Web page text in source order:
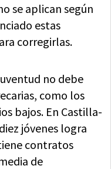
se aplican según
estas
corregirlas.
no debe
como los
bajos. En Castilla-
jóvenes logra
contratos
de